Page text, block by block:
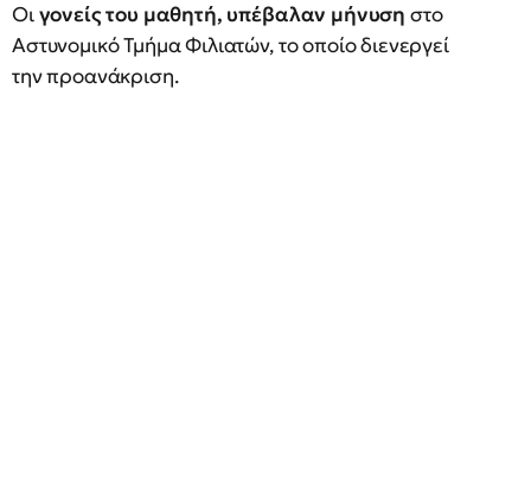
Οιγονείς του μαθητή, υπέβαλαν μήνυση στο
Αστυνομικό Τμήμα Φιλιατών, το οποίο διενεργεί
την προανάκριση.